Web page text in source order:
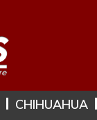
CHIHUAHUA